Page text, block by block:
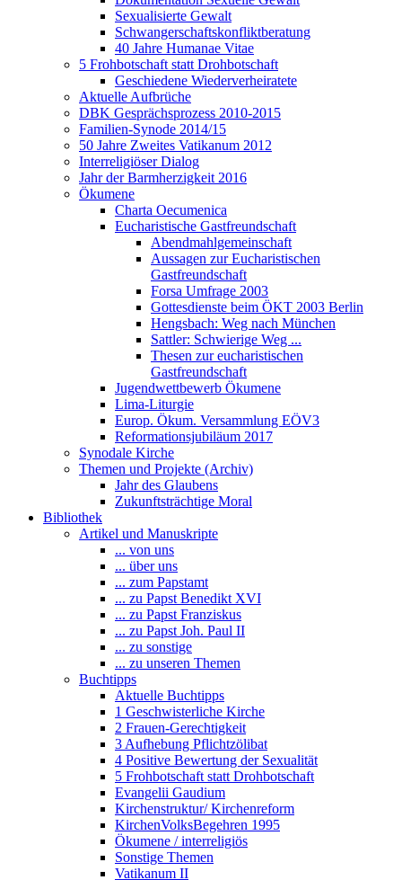
Sexualisierte Gewalt
Schwangerschaftskonfliktberatung
40 Jahre Humanae Vitae
5 Frohbotschaft statt Drohbotschaft
Geschiedene Wiederverheiratete
Aktuelle Aufbrüche
DBK Gesprächsprozess 2010-2015
Familien-Synode 2014/15
50 Jahre Zweites Vatikanum 2012
Interreligiöser Dialog
Jahr der Barmherzigkeit 2016
Ökumene
Charta Oecumenica
Eucharistische Gastfreundschaft
Abendmahlgemeinschaft
Aussagen zur Eucharistischen
Gastfreundschaft
Forsa Umfrage 2003
Gottesdienste beim ÖKT 2003 Berlin
Hengsbach: Weg nach München
Sattler: Schwierige Weg ...
Thesen zur eucharistischen
Gastfreundschaft
Jugendwettbewerb Ökumene
Lima-Liturgie
Europ. Ökum. Versammlung EÖV3
Reformationsjubiläum 2017
Synodale Kirche
Themen und Projekte (Archiv)
Jahr des Glaubens
Zukunftsträchtige Moral
Bibliothek
Artikel und Manuskripte
... von uns
... über uns
... zum Papstamt
... zu Papst Benedikt XVI
... zu Papst Franziskus
... zu Papst Joh. Paul II
... zu sonstige
... zu unseren Themen
Buchtipps
Aktuelle Buchtipps
1 Geschwisterliche Kirche
2 Frauen-Gerechtigkeit
3 Aufhebung Pflichtzölibat
4 Positive Bewertung der Sexualität
5 Frohbotschaft statt Drohbotschaft
Evangelii Gaudium
Kirchenstruktur/ Kirchenreform
KirchenVolksBegehren 1995
Ökumene / interreligiös
Sonstige Themen
Vatikanum II